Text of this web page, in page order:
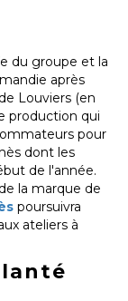
du groupe et la
après
Louviers (en
production qui
pour
dont les
de l'année.
la marque de
poursuivra
ateliers à